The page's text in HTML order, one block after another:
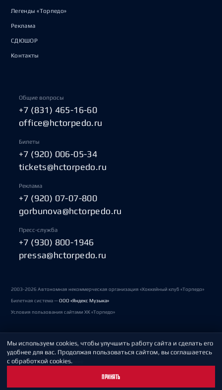
Легенды «Торпедо»
Реклама
СДЮШОР
Контакты
Общие вопросы
+7 (831) 465-16-60
office@hctorpedo.ru
Билеты
+7 (920) 006-05-34
tickets@hctorpedo.ru
Реклама
+7 (920) 07-07-800
gorbunova@hctorpedo.ru
Пресс-служба
+7 (930) 800-1946
pressa@hctorpedo.ru
2003-2026 Автономная некоммерческая организация «Хоккейный клуб «Торпедо»
Билетная система —ООО «Яндекс Музыка»
Условия пользования сайтами ХК «Торпедо»
Политика обработки персональных данных
Пользовательское соглашение
Мы используем cookies, чтобы улучшить работу сайта и сделать его
удобнее для вас. Продолжая пользоваться сайтом, вы соглашаетесь
с обработкой cookies.
ПРИНЯТЬ